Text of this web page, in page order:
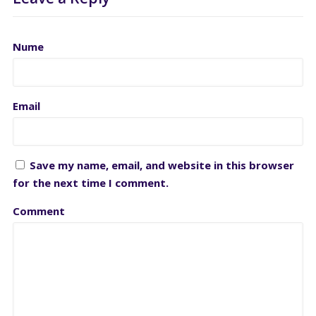
Nume
Email
Save my name, email, and website in this browser
for the next time I comment.
Comment